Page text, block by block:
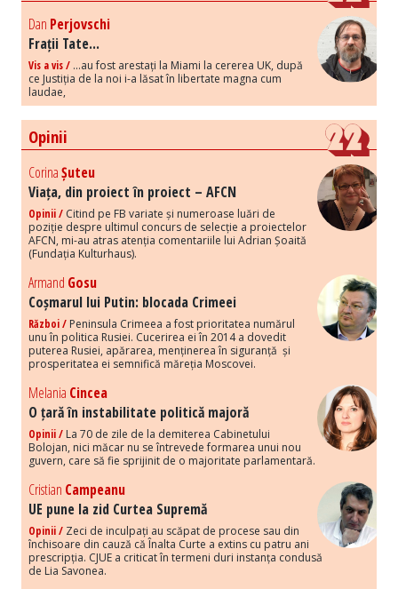
Dan Perjovschi
Frații Tate...
Vis a vis / ...au fost arestați la Miami la cererea UK, după
ce Justiția de la noi i-a lăsat în libertate magna cum
laudae,
Opinii
CorinaȘuteu
Viața, din proiect în proiect – AFCN
Opinii / Citind pe FB variate și numeroase luări de
poziție despre ultimul concurs de selecție a proiectelor
AFCN, mi-au atras atenția comentariile lui Adrian Șoaită
(Fundația Kulturhaus).
Armand Gosu
Coșmarul lui Putin: blocada Crimeei
Război / Peninsula Crimeea a fost prioritatea numărul
unu în politica Rusiei. Cucerirea ei în 2014 a dovedit
puterea Rusiei, apărarea, menținerea în siguranță și
prosperitatea ei semnifică măreția Moscovei.
Melania Cincea
O țară în instabilitate politică majoră
Opinii / La 70 de zile de la demiterea Cabinetului
Bolojan, nici măcar nu se întrevede formarea unui nou
guvern, care să fie sprijinit de o majoritate parlamentară.
Cristian Campeanu
UE pune la zid Curtea Supremă
Opinii / Zeci de inculpați au scăpat de procese sau din
închisoare din cauză că Înalta Curte a extins cu patru ani
prescripția. CJUE a criticat în termeni duri instanța condusă
de Lia Savonea.